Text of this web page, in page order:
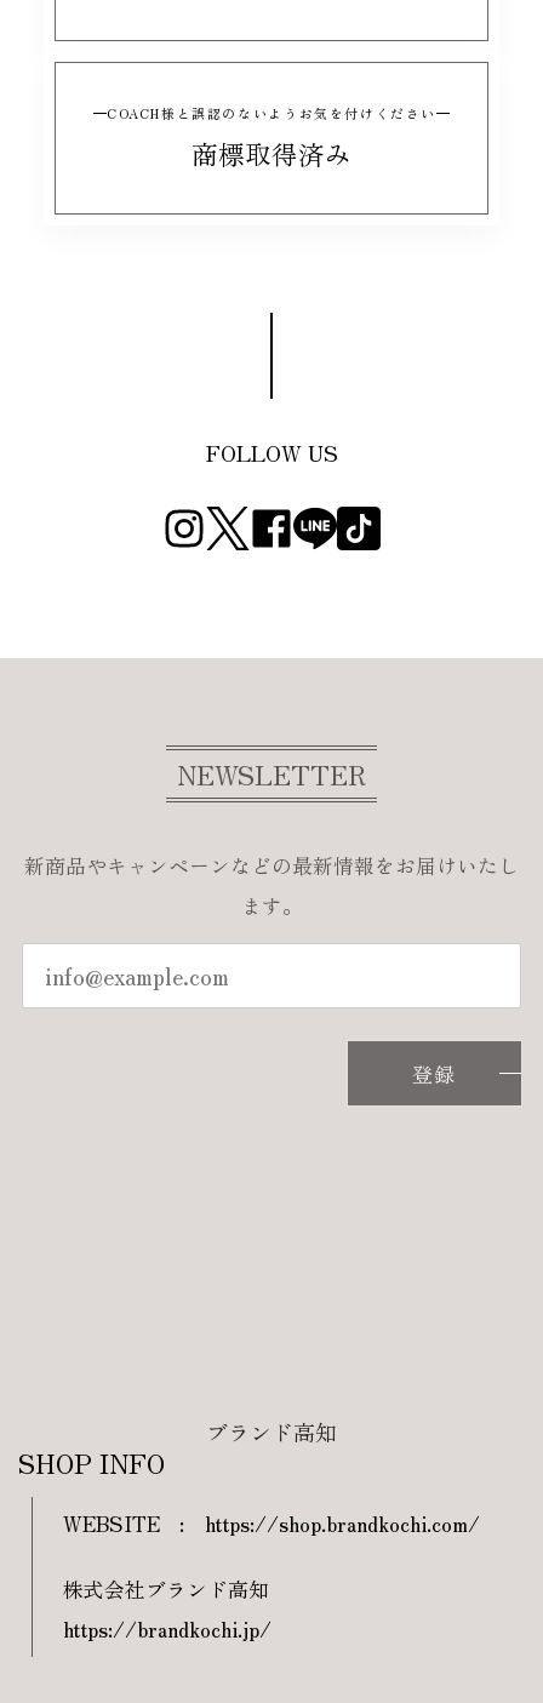
COACH様と誤認のないようお気を付けください
商標取得済み
FOLLOW US
NEWSLETTER
新商品やキャンペーンなどの最新情報をお届けいたし
ます。
登録
ブランド高知
SHOP INFO
WEBSITE : https://shop.brandkochi.com/
株式会社ブランド高知
https://brandkochi.jp/